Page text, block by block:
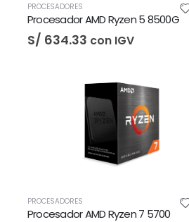
PROCESADORES
Procesador AMD Ryzen 5 8500G
S/ 634.33 con IGV
PROCESADORES
Procesador AMD Ryzen 7 5700